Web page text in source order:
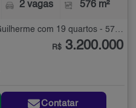
2 vagas 576 m²
R$ 3.200.000
Contatar